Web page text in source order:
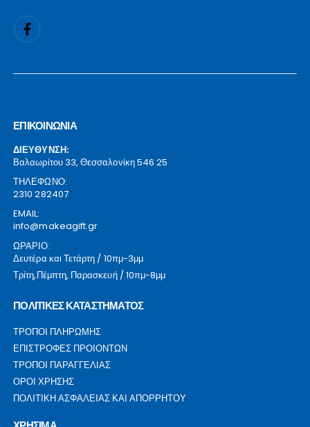
ΕΠΙΚΟΙΝΩΝΙΑ
ΔΙΕΥΘΥΝΣΗ:
Βαλαωρίτου 33, Θεσσαλονίκη 546 25
ΤΗΛΕΦΩΝΟ:
2310 282407
EMAIL:
info@makeagift.gr
ΩΡΑΡΙΟ:
Δευτέρα και Τετάρτη / 10πμ-3μμ
Τρίτη,Πέμπτη, Παρασκευή / 10πμ-8μμ
ΠΟΛΙΤΙΚΕΣ ΚΑΤΑΣΤΗΜΑΤΟΣ
ΤΡΟΠΟΙ ΠΛΗΡΩΜΗΣ
ΕΠΙΣΤΡΟΦΕΣ ΠΡΟΙΟΝΤΩΝ
ΤΡΟΠΟΙ ΠΑΡΑΓΓΕΛΙΑΣ
ΟΡΟΙ ΧΡΗΣΗΣ
ΠΟΛΙΤΙΚΗ ΑΣΦΑΛΕΙΑΣ ΚΑΙ ΑΠΟΡΡΗΤΟΥ